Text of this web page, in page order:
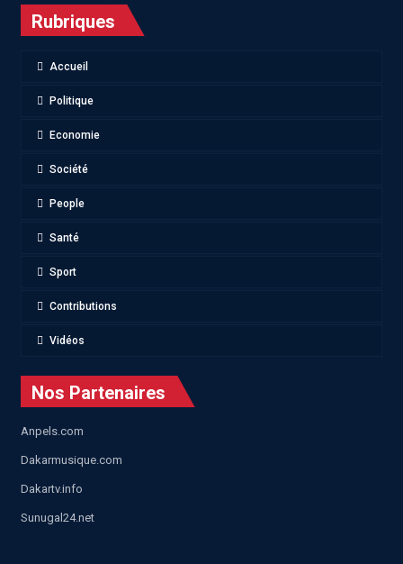
Rubriques
Accueil
Politique
Economie
Société
People
Santé
Sport
Contributions
Vidéos
Nos Partenaires
Anpels.com
Dakarmusique.com
Dakartv.info
Sunugal24.net